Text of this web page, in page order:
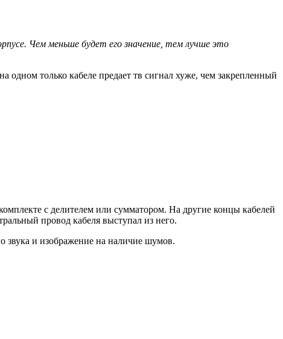
Чем меньше будет его значение, тем лучше это
одном только кабеле предает тв сигнал хуже, чем закрепленный
с делителем или сумматором. На другие концы кабелей
провод кабеля выступал из него.
звука и изображение на наличие шумов.